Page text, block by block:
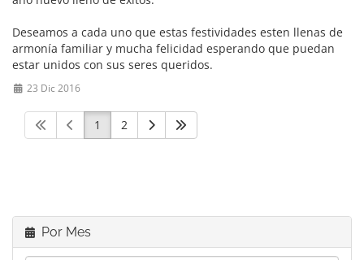
Deseamos a cada uno que estas festividades esten llenas de
armonía familiar y mucha felicidad esperando que puedan
estar unidos con sus seres queridos.
23 Dic 2016
1 2
Por Mes